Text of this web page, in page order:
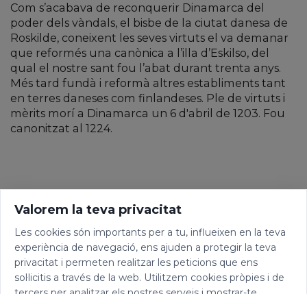
Com s’acabava de reconquerir Dinamarca del
poder dels vàndals, el bisbe de la ciutat danesa de
Roskilde, coneixent les seves virtuts el va demanar
que reformés una canònica a l’illa d’Eskilso, del
qual el nostre sant fou l’abat durant trenta anys.
Més tard fundà i reformà altres establiments tant
en terres daneses com finlandeses. Ple de virtuts i
mèrits morí a Dinamarca un 6 d'abril de 1203. Fou
canonitzat al 1224.
Valorem la teva privacitat
Les cookies són importants per a tu, influeixen en la teva
experiència de navegació, ens ajuden a protegir la teva
privacitat i permeten realitzar les peticions que ens
sol·licitis a través de la web. Utilitzem cookies pròpies i de